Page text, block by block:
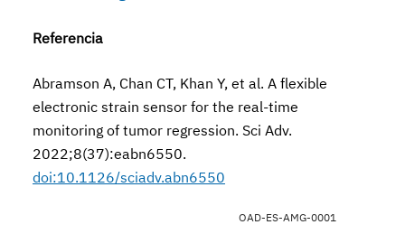
Referencia
Abramson A, Chan CT, Khan Y, et al. A flexible
electronic strain sensor for the real-time
monitoring of tumor regression. Sci Adv.
2022;8(37):eabn6550.
doi:10.1126/sciadv.abn6550
OAD-ES-AMG-0001